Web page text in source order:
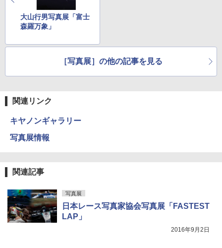
大山行男写真展「富士
森羅万象」
［写真展］の他の記事を見る
関連リンク
キヤノンギャラリー
写真展情報
関連記事
写真展
日本レース写真家協会写真展「FASTEST
LAP」
2016年9月2日